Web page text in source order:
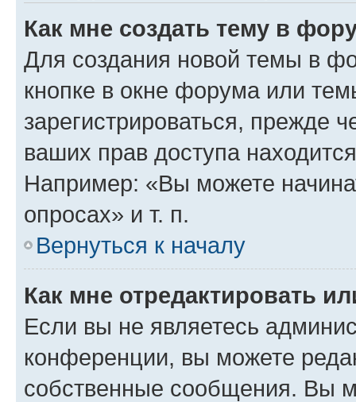
Как мне создать тему в
Для создания новой темы в
кнопке в окне форума или
зарегистрироваться, прежде
ваших прав доступа
Например: «Вы можете
опросах» и т. п.
Вернуться к началу
Как мне отредактировать
Если вы не являетесь
конференции, вы можете
собственные сообщения. Вы